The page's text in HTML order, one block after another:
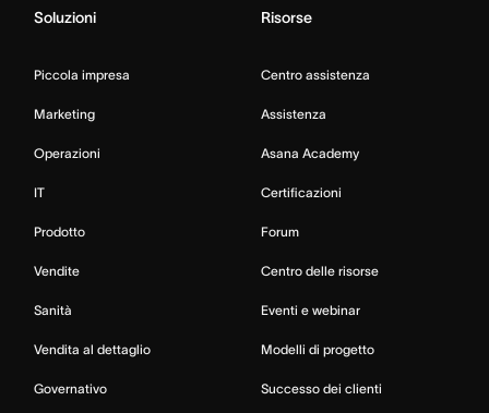
Soluzioni
Piccola impresa
Marketing
Operazioni
IT
Prodotto
Vendite
Sanità
Vendita al dettaglio
Governativo
Risorse
Centro assistenza
Assistenza
Asana Academy
Certificazioni
Forum
Centro delle risorse
Eventi e webinar
Modelli di progetto
Successo dei clienti